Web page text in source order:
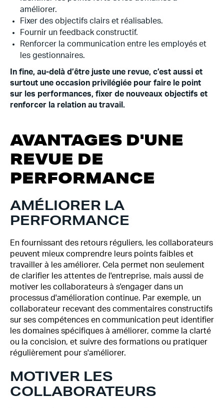
améliorer.
Fixer des objectifs clairs et réalisables.
Fournir un feedback constructif.
Renforcer la communication entre les employés et
les gestionnaires.
In fine, au-delà d’être juste une revue, c’est aussi et
surtout une occasion privilégiée pour faire le point
sur les performances, fixer de nouveaux objectifs et
renforcer la relation au travail.
AVANTAGES D'UNE
REVUE DE
PERFORMANCE
AMÉLIORER LA
PERFORMANCE
En fournissant des retours réguliers, les collaborateurs
peuvent mieux comprendre leurs points faibles et
travailler à les améliorer. Cela permet non seulement
de clarifier les attentes de l'entreprise, mais aussi de
motiver les collaborateurs à s'engager dans un
processus d'amélioration continue. Par exemple, un
collaborateur recevant des commentaires constructifs
sur ses compétences en communication peut identifier
les domaines spécifiques à améliorer, comme la clarté
ou la concision, et suivre des formations ou pratiquer
régulièrement pour s'améliorer.
MOTIVER LES
COLLABORATEURS